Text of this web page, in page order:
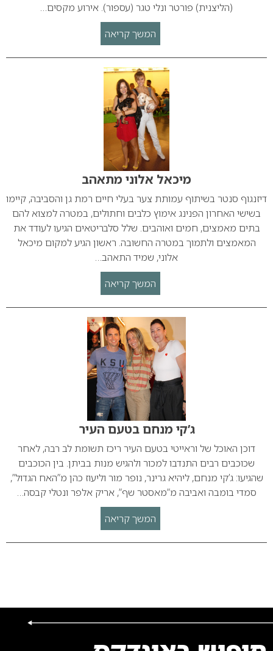
(הליצנית) פורטר ונלי טגר (עספור). אירוע מקסים…
המשך קריאה
מיכאל אלוני מתאהב
דיזנגוף סנטר בשיתוף עמותת צער בעלי חיים רמת גן והסביבה, קיימו
בשישי האחרון הפנינג אימוץ כלבים וחתולים, במטרה למצוא להם
בתים מאמצים, חמים ואוהבים. שלל סלבריטאים הגיעו לעודד את
המאמצים ולתמוך במטרה החשובה. ראשון הגיע למקום מיכאל
אלוני, שמיד התאהב…
המשך קריאה
ג’קי מנחם בטעם העיר
דוכן האוכל של וראייטי בטעם העיר ריכז תשומת לב רבה, לאחר
שכוכבים רבים התנדבו למכור ולהגיש מנות בביתן. בין הכוכבים
שהגיעו: ג’קי מנחם, ליהיא גרינר, נופר מור וליעוז כהן מ”האח הגדול”,
סמדי בומבה ואביבה מ”מאסטר שף”, אריק אלפר ונטלי קבסה…
המשך קריאה